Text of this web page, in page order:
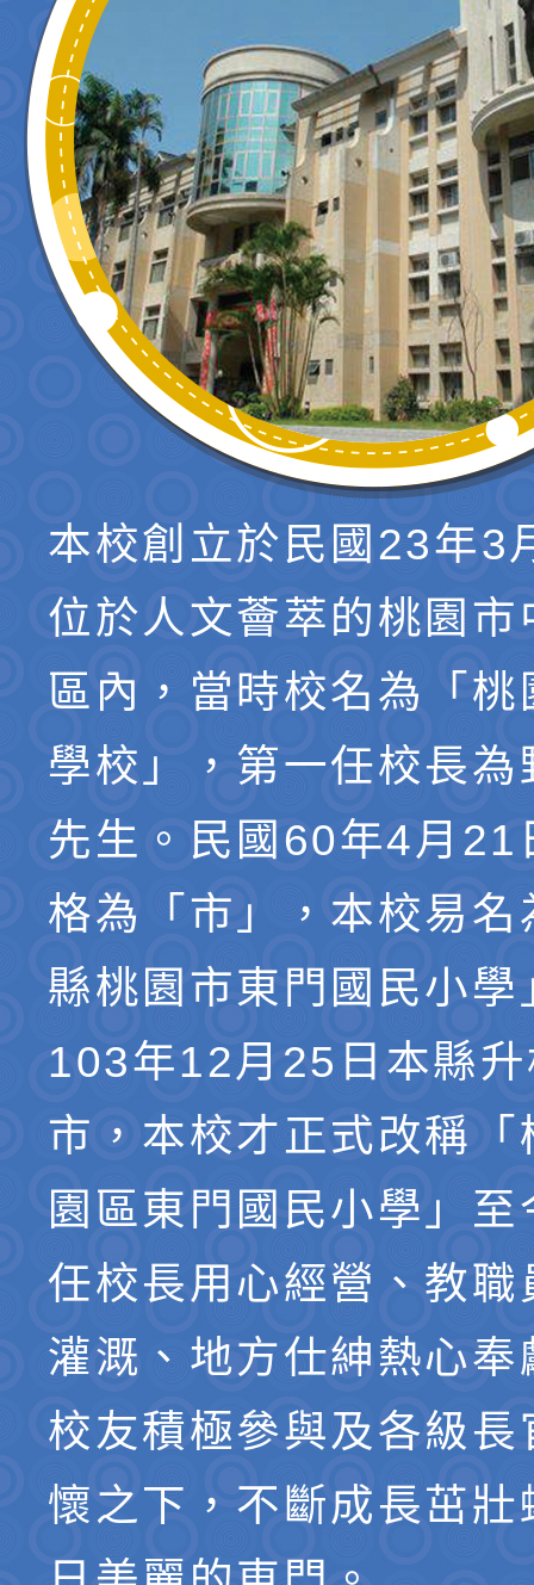
本校創立於民國23年3
位於人文薈萃的桃園市
區內，當時校名為「桃
學校」，第一任校長為
先生。民國60年4月21
格為「市」，本校易名
縣桃園市東門國民小學
103年12月25日本縣
市，本校才正式改稱「
園區東門國民小學」
任校長用心經營、教職
灌溉、地方仕紳熱心奉
校友積極參與及各級長
懷之下，不斷成長茁壯